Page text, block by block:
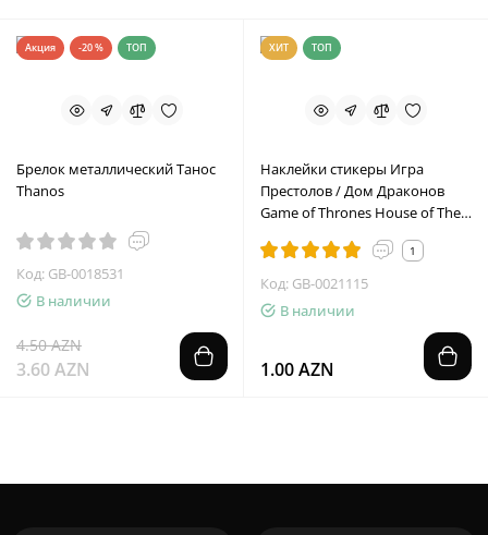
Акция -20 % ТОП
Брелок металлический Танос
Thanos
Код: GB-0018531
В наличии
4.50 AZN
3.60 AZN
ХИТ ТОП
Наклейки стикеры Игра
Престолов / Дом Драконов
Game of Thrones House of The
1
Код: GB-0021115
В наличии
1.00 AZN